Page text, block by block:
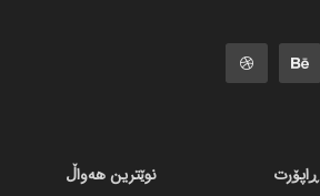
ڕاپۆرت
نوێترین هەواڵ